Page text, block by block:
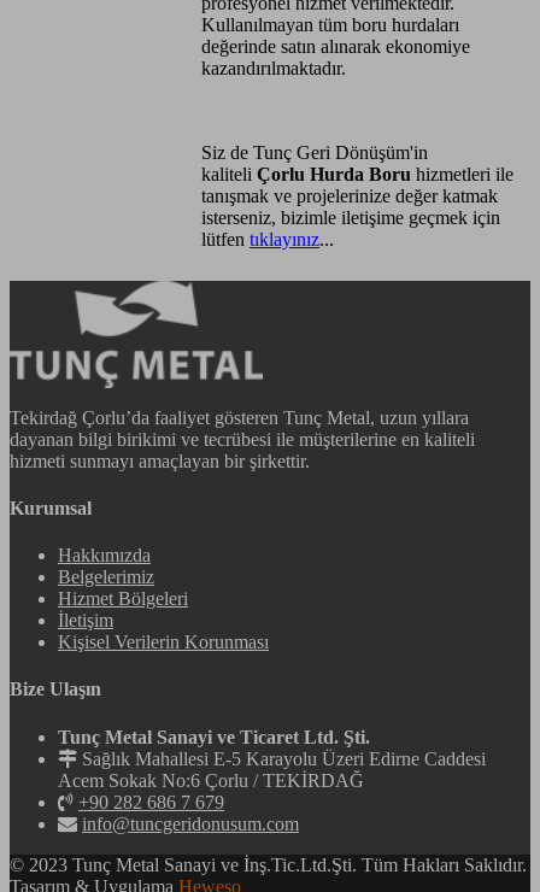
Kullanılmayan tüm boru hurdaları
değerinde satın alınarak ekonomiye
kazandırılmaktadır.
Siz de Tunç Geri Dönüşüm'in
kaliteliÇorlu Hurda Boruhizmetleri ile
tanışmak ve projelerinize değer katmak
isterseniz, bizimle iletişime geçmek için
lütfentıklayınız...
Tekirdağ Çorlu’da faaliyet gösteren Tunç Metal, uzun yıllara
dayanan bilgi birikimi ve tecrübesi ile müşterilerine en kaliteli
hizmeti sunmayı amaçlayan bir şirkettir.
Kurumsal
Hakkımızda
Belgelerimiz
Hizmet Bölgeleri
İletişim
Kişisel Verilerin Korunması
Bize Ulaşın
Tunç Metal Sanayi ve Ticaret Ltd. Şti.
Sağlık Mahallesi E-5 Karayolu Üzeri Edirne Caddesi
Acem Sokak No:6 Çorlu / TEKİRDAĞ
+90 282 686 7 679
info@tuncgeridonusum.com
© 2023 Tunç Metal Sanayi ve İnş.Tic.Ltd.Şti. Tüm Hakları Saklıdır.
Tasarım & Uygulama Heweso